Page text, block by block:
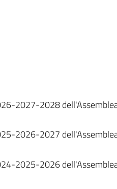
2027-2028
2026-2027
2025-2026